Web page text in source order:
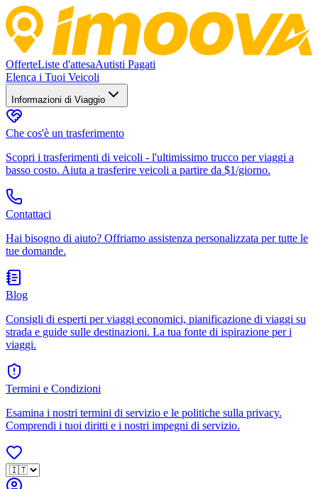
OfferteListe d'attesaAutisti Pagati
Elenca i Tuoi Veicoli
Informazioni di Viaggio
Che cos'è un trasferimento
Scopri i trasferimenti di veicoli - l'ultimissimo trucco per viaggi a
basso costo. Aiuta a trasferire veicoli a partire da $1/giorno.
Contattaci
Hai bisogno di aiuto? Offriamo assistenza personalizzata per tutte le
tue domande.
Blog
Consigli di esperti per viaggi economici, pianificazione di viaggi su
strada e guide sulle destinazioni. La tua fonte di ispirazione per i
viaggi.
Termini e Condizioni
Esamina i nostri termini di servizio e le politiche sulla privacy.
Comprendi i tuoi diritti e i nostri impegni di servizio.